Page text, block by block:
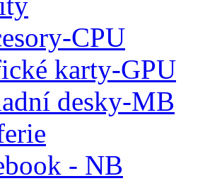
CPU
karty-GPU
desky-MB
- NB